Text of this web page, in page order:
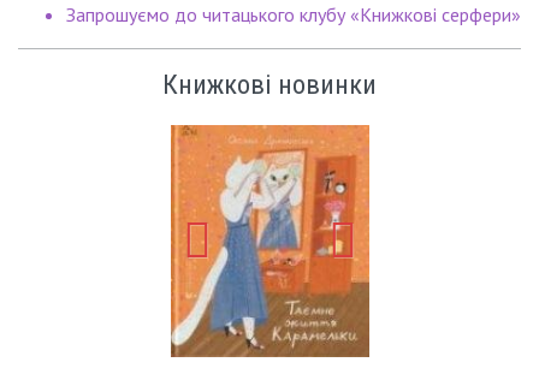
Запрошуємо до читацького клубу «Книжкові серфери»
Книжкові новинки